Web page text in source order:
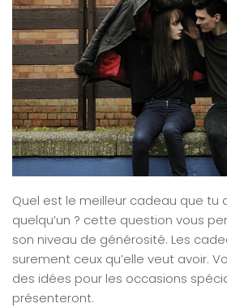
Quel est le meilleur cadeau que tu
quelqu’un ? cette question vous
son niveau de générosité. Les
surement ceux qu’elle veut avoir.
des idées pour les occasions
présenteront.